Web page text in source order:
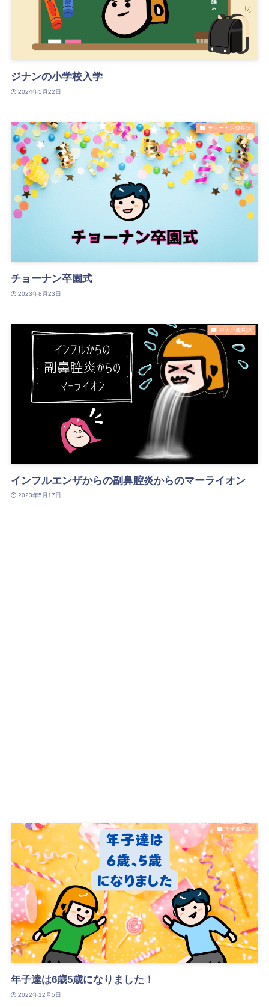
ジナンの小学校入学
2024年5月22日
チョーナン成長記
チョーナン卒園式
2023年8月23日
ジナン成長記
インフルエンザからの副鼻腔炎からのマーライオン
2023年5月17日
年子成長記
年子達は6歳5歳になりました！
2022年12月5日